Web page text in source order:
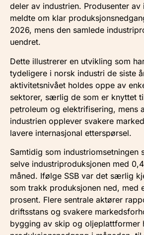
deler av industrien. Produsenter av
meldte om klar
2026, mens den samlede
uendret.
Dette illustrerer en utvikling som
tydeligere i norsk industri de siste
aktivitetsnivået holdes oppe av
sektorer, særlig de som er knyttet
petroleum og elektrifisering, mens
industrien opplever svakere
lavere internasjonal etterspørsel.
Samtidig som industriomsetningen
selve industriproduksjonen med
måned. Ifølge SSB var det særlig
som trakk produksjonen ned, med
prosent. Flere sentrale aktører
driftsstans og svakere
bygging av skip og oljeplattformer